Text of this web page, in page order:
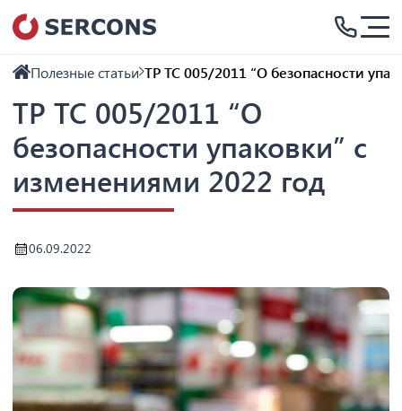
Полезные статьи ТР ТС 005/2011 “О безопасности
ТР ТС 005/2011 “О
безопасности упаковки” с
изменениями 2022 год
06.09.2022